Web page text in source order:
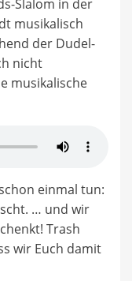
Slalom in der
musikalisch
der Dudel-
nicht
musikalische
einmal tun:
… und wir
Trash
wir Euch damit